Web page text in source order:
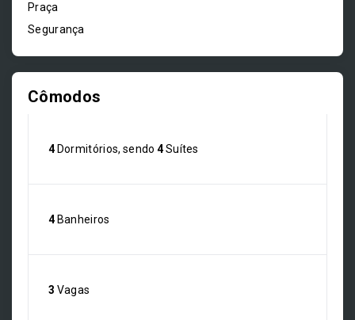
Praça
Segurança
Cômodos
4Dormitórios, sendo4Suítes
4Banheiros
3 Vagas